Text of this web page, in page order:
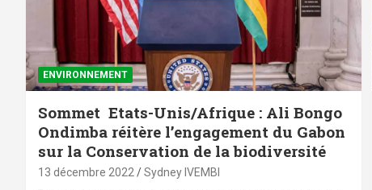
ENVIRONNEMENT
Sommet Etats-Unis/Afrique : Ali Bongo
Ondimba réitère l’engagement du Gabon
sur la Conservation de la biodiversité
13 décembre 2022 Sydney IVEMBI